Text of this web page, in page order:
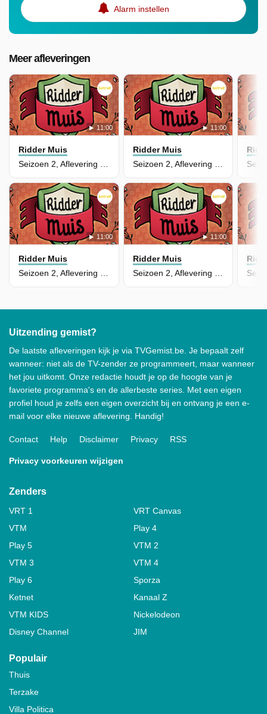
Alarm instellen
Meer afleveringen
11:00
Ridder Muis
Seizoen 2, Aflevering 4 - Toverinkt
11:00
Ridder Muis
Seizoen 2, Aflevering 3 - Chirurgijn Is Ziek
11:00
Ridder Muis
11:00
Ridder Muis
Uitzending gemist?
De laatste afleveringen kijk je via TVGemist.be. Je bepaalt zelf
wanneer: niet als de TV-zender ze programmeert, maar wanneer
het jou uitkomt. Onze redactie houdt je op de hoogte van je
favoriete programma's en de allerbeste series. Met een eigen
profiel houd je zelfs een eigen overzicht bij en ontvang je een e-
mail voor elke nieuwe aflevering. Handig!
Contact Help Disclaimer Privacy RSS
Privacy voorkeuren wijzigen
Zenders
VRT 1
VRT Canvas
VTM
Play 4
Play 5
VTM 2
VTM 3
VTM 4
Play 6
Sporza
Ketnet
Kanaal Z
VTM KIDS
Nickelodeon
Disney Channel
JIM
Populair
Thuis
Terzake
Villa Politica